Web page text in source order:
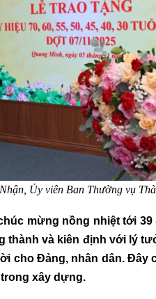
Ủyviên Ban Thường vụ
mừng nồng nhiệt tới
thành và kiên định với lý
cho Đảng, nhân dân.
xây dựng.